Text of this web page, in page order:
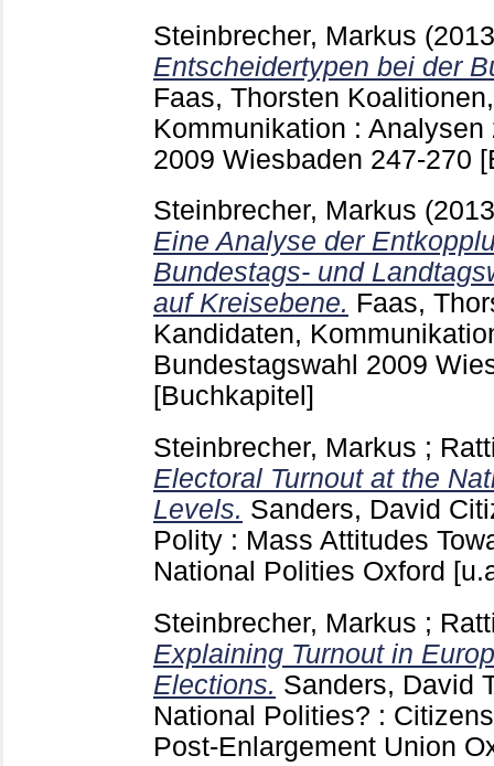
Steinbrecher, Markus
Entscheidertypen bei der
Faas, Thorsten
Kommunikation :
2009 Wiesbaden 247-270
Steinbrecher, Markus
Eine Analyse der
Bundestags- und
auf Kreisebene. Faas,
Kandidaten,
Bundestagswahl 2009
[Buchkapitel]
Steinbrecher, Markus ;
Electoral Turnout at the
Levels. Sanders, David
Polity : Mass Attitudes
National Polities Oxford
Steinbrecher, Markus ;
Explaining Turnout in
Elections. Sanders, David
National Polities? :
Post-Enlargement Union